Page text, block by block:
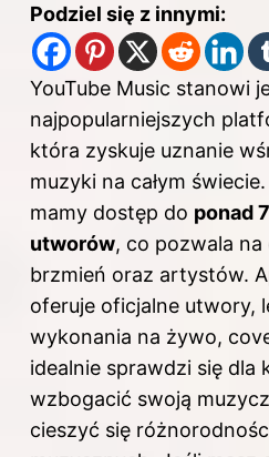
Podziel się z innymi:
YouTube Music stanowi
najpopularniejszych
która zyskuje uznanie
muzyki na całym
mamy dostęp do ponad
utworów, co pozwala
brzmień oraz artystów.
oferuje oficjalne utwory,
wykonania na żywo,
idealnie sprawdzi się dla
wzbogacić swoją
cieszyć się